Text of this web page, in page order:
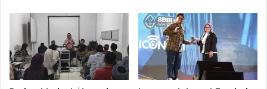
s
u
t
a